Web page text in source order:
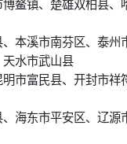
本溪市南芬区、泰
水市武山县
市富民县、开封市
海东市平安区、辽源